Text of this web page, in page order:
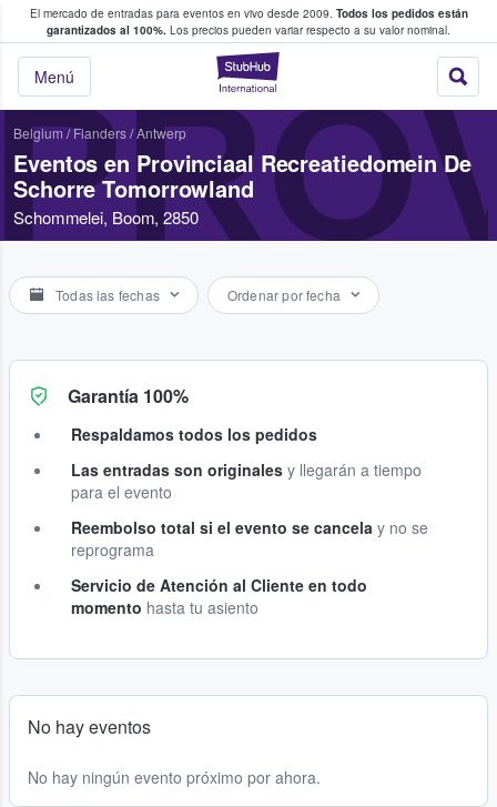
El mercado de entradas para eventos en vivo desde 2009. Todos los pedidos están
garantizados al 100%. Los precios pueden variar respecto a su valor nominal.
StubHub:
Menú
y venta de entradas entre fans
Belgium/Flanders/Antwerp
Eventos en Provinciaal Recreatiedomein De
Schorre Tomorrowland
Schommelei, Boom, 2850
Todas las fechas Ordenar por fecha
Garantía 100%
Respaldamos todos los pedidos
Las entradas son originales y llegarán a tiempo
para el evento
Reembolso total si el evento se cancela y no se
reprograma
Servicio de Atención al Cliente en todo
momento hasta tu asiento
No hay eventos
No hay ningún evento próximo por ahora.